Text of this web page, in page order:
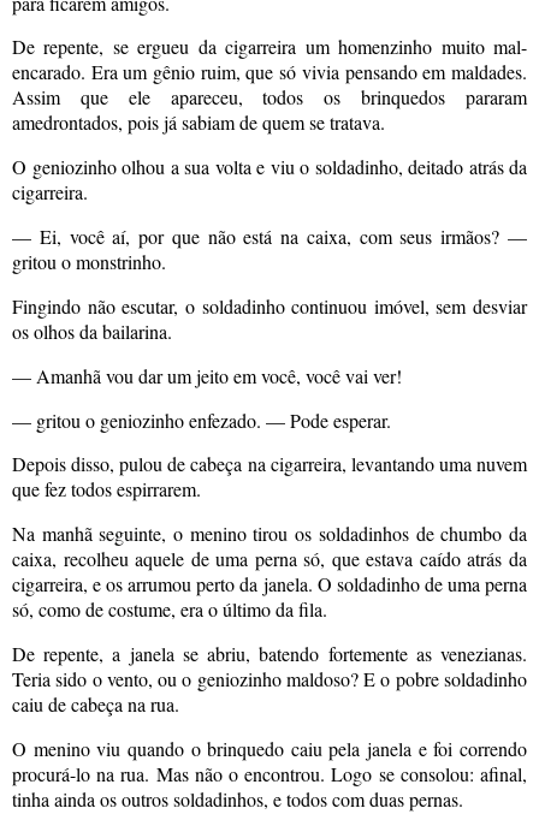
De repente, se ergueu da cigarreira um homenzinho muito mal-
encarado. Era um gênio ruim, que só vivia pensando em maldades.
Assim que ele apareceu, todos os brinquedos pararam
amedrontados, pois já sabiam de quem se tratava.
O geniozinho olhou a sua volta e viu o soldadinho, deitado atrás da
cigarreira.
— Ei, você aí, por que não está na caixa, com seus irmãos? —
gritou o monstrinho.
Fingindo não escutar, o soldadinho continuou imóvel, sem desviar
os olhos da bailarina.
— Amanhã vou dar um jeito em você, você vai ver!
— gritou o geniozinho enfezado. — Pode esperar.
Depois disso, pulou de cabeça na cigarreira, levantando uma nuvem
que fez todos espirrarem.
Na manhã seguinte, o menino tirou os soldadinhos de chumbo da
caixa, recolheu aquele de uma perna só, que estava caído atrás da
cigarreira, e os arrumou perto da janela. O soldadinho de uma perna
só, como de costume, era o último da fila.
De repente, a janela se abriu, batendo fortemente as venezianas.
Teria sido o vento, ou o geniozinho maldoso? E o pobre soldadinho
caiu de cabeça na rua.
O menino viu quando o brinquedo caiu pela janela e foi correndo
procurá-lo na rua. Mas não o encontrou. Logo se consolou: afinal,
tinha ainda os outros soldadinhos, e todos com duas pernas.